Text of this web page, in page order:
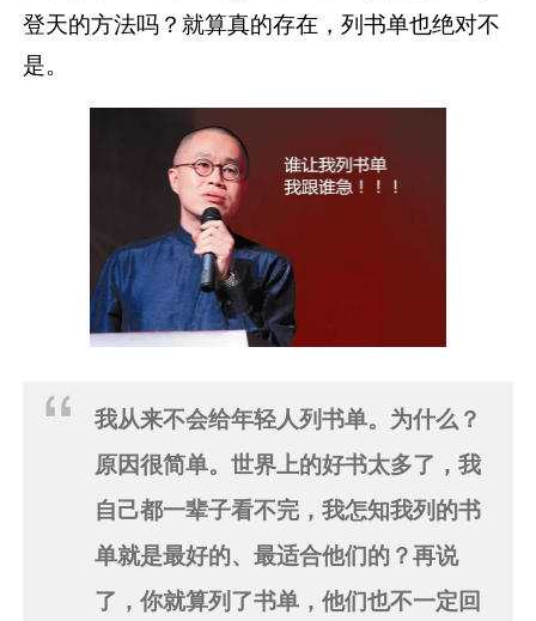
登天的方法吗？就算真的存在，列书单也绝对不
是。
我从来不会给年轻人列书单。为什么？
原因很简单。世界上的好书太多了，我
自己都一辈子看不完，我怎知我列的书
单就是最好的、最适合他们的？再说
了，你就算列了书单，他们也不一定回